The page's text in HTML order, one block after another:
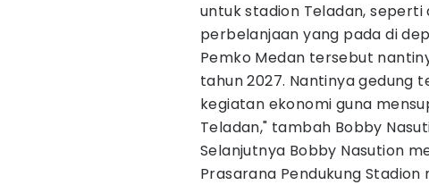
untuk stadion Teladan,
perbelanjaan yang pada di
Pemko Medan tersebut
tahun 2027. Nantinya gedung
kegiatan ekonomi guna
Teladan," tambah Bobby
Selanjutnya Bobby Nasution
Prasarana Pendukung